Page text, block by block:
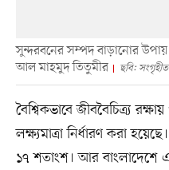
সুন্দরবনের সম্পদ বাড়ানোর
আল মাহমুদ তিতুমীর
ছবি: সংগৃহীত
বৈশ্বিকভাবে জীববৈচিত্র্য
লক্ষ্যমাত্রা নির্ধারণ করা
১৭ শতাংশ। আর বাংলাদেশে